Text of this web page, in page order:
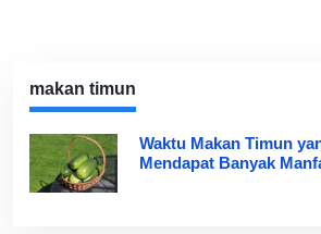
makan timun
Waktu Makan Timun
Mendapat Banyak